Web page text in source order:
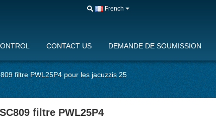
French
CONTACT US DEMANDE DE SOUMISSION
filtre PWL25P4 pour les jacuzzis 25
filtre PWL25P4